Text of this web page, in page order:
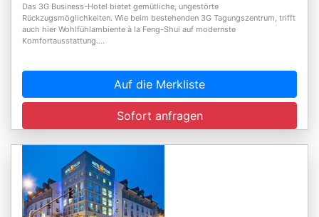
Das 3G Business-Hotel bietet gemütliche, ungestörte
Rückzugsmöglichkeiten. Wie beim bestehenden 3G Tagungszentrum, trifft
auch hier Wohlfühlambiente à la Feng-Shui auf modernste
Komfortausstattung....
Auf die Merkliste
Sofort anfragen